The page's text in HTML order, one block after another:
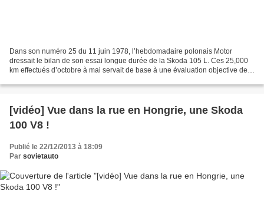
Dans son numéro 25 du 11 juin 1978, l’hebdomadaire polonais Motor
dressait le bilan de son essai longue durée de la Skoda 105 L. Ces 25,000
km effectués d’octobre à mai servait de base à une évaluation objective de
[vidéo] Vue dans la rue en Hongrie, une Skoda
100 V8 !
Publié le 22/12/2013 à 18:09
Par sovietauto